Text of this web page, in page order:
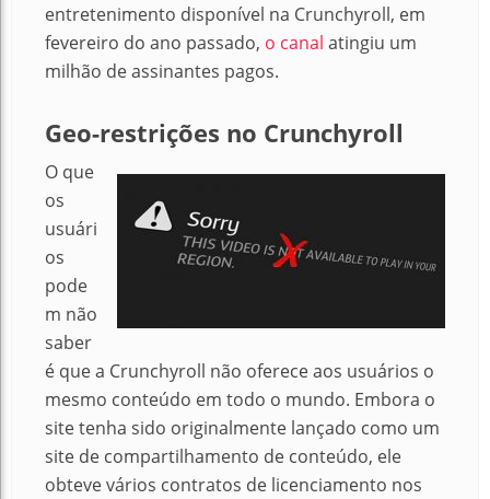
entretenimento disponível na Crunchyroll, em
fevereiro do ano passado, o canal atingiu um
milhão de assinantes pagos.
Geo-restrições no Crunchyroll
O que
os
usuári
os
pode
m não
saber
é que a Crunchyroll não oferece aos usuários o
mesmo conteúdo em todo o mundo. Embora o
site tenha sido originalmente lançado como um
site de compartilhamento de conteúdo, ele
obteve vários contratos de licenciamento nos